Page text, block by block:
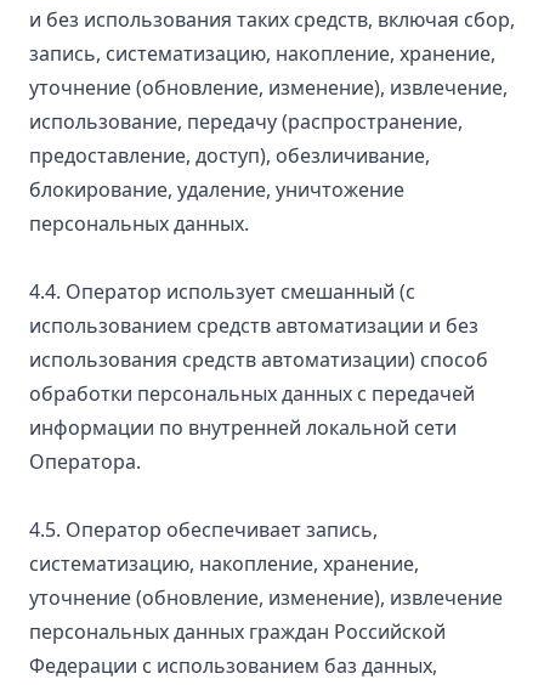
и без использования таких средств, включая сбор,
запись, систематизацию, накопление, хранение,
уточнение (обновление, изменение), извлечение,
использование, передачу (распространение,
предоставление, доступ), обезличивание,
блокирование, удаление, уничтожение
персональных данных.
4.4. Оператор использует смешанный (с
использованием средств автоматизации и без
использования средств автоматизации) способ
обработки персональных данных с передачей
информации по внутренней локальной сети
Оператора.
4.5. Оператор обеспечивает запись,
систематизацию, накопление, хранение,
уточнение (обновление, изменение), извлечение
персональных данных граждан Российской
Федерации с использованием баз данных,